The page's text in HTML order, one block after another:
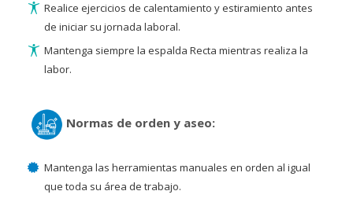
Realice ejercicios de calentamiento y estiramiento antes
de iniciar su jornada laboral.
Mantenga siempre la espalda Recta mientras realiza la
labor.
Normas de orden y aseo:
Mantenga las herramientas manuales en orden al igual
que toda su área de trabajo.